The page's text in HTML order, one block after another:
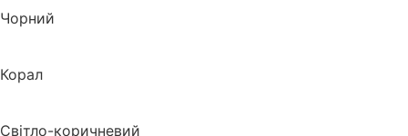
Чорний
Корал
Світло-коричневий